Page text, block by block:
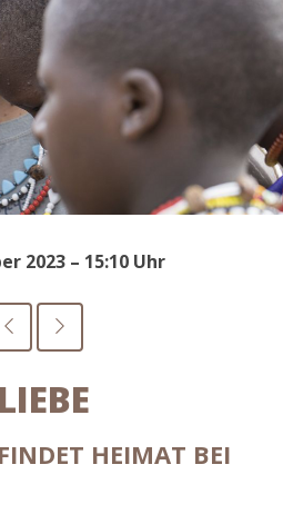
2023 – 15:10 Uhr
HEIMAT BEI